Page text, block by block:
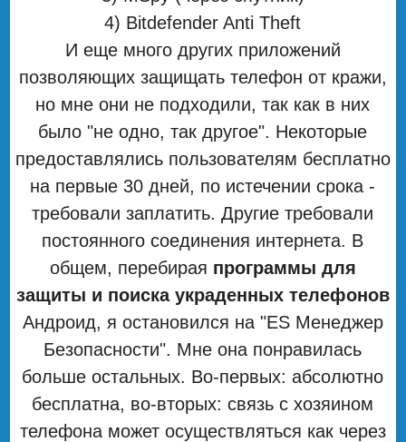
4) Bitdefender Anti Theft
И еще много других приложений
позволяющих защищать телефон от кражи,
но мне они не подходили, так как в них
было "не одно, так другое". Некоторые
предоставлялись пользователям бесплатно
на первые 30 дней, по истечении срока -
требовали заплатить. Другие требовали
постоянного соединения интернета. В
общем, перебирая программы для
защиты и поиска украденных телефонов
Андроид, я остановился на "ES Менеджер
Безопасности". Мне она понравилась
больше остальных. Во-первых: абсолютно
бесплатна, во-вторых: связь с хозяином
телефона может осуществляться как через